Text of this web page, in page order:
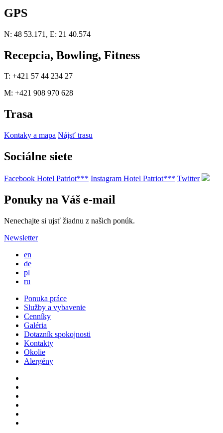
GPS
N: 48 53.171, E: 21 40.574
Recepcia, Bowling, Fitness
T: +421 57 44 234 27
M: +421 908 970 628
Trasa
Kontaky a mapa Nájsť trasu
Sociálne siete
Facebook Hotel Patriot*** Instagram Hotel Patriot*** Twitter
Ponuky na Váš e-mail
Nenechajte si ujsť žiadnu z našich ponúk.
Newsletter
en
de
pl
ru
Ponuka práce
Služby a vybavenie
Cenníky
Galéria
Dotazník spokojnosti
Kontakty
Okolie
Alergény